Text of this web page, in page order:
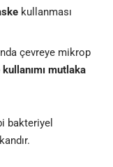
kullanması
çevreye mikrop
mutlaka
bakteriyel